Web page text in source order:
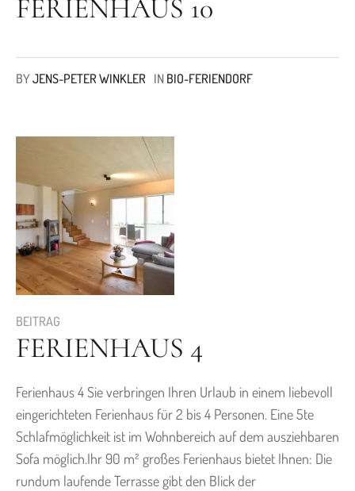
FERIENHAUS 10
BYJENS-PETER WINKLER IN BIO-FERIENDORF
BEITRAG
FERIENHAUS 4
Ferienhaus 4 Sie verbringen Ihren Urlaub in einem liebevoll
eingerichteten Ferienhaus für 2 bis 4 Personen. Eine 5te
Schlafmöglichkeit ist im Wohnbereich auf dem ausziehbaren
Sofa möglich.Ihr 90 m² großes Ferienhaus bietet Ihnen: Die
rundum laufende Terrasse gibt den Blick der